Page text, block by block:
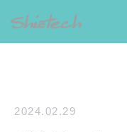
2024.02.29